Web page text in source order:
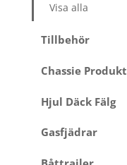
Visa alla
Tillbehör
Chassie
Hjul Däck Fälg
Gasfjädrar